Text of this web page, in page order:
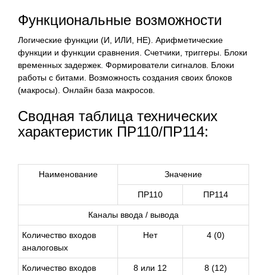
Функциональные возможности
Логические функции (И, ИЛИ, НЕ). Арифметические
функции и функции сравнения. Счетчики, триггеры. Блоки
временных задержек. Формирователи сигналов. Блоки
работы с битами. Возможность создания своих блоков
(макросы). Онлайн база макросов.
Сводная таблица технических
характеристик ПР110/ПР114:
Наименование Значение
ПР110 ПР114
Каналы ввода / вывода
Количество входов
аналоговых
Нет 4 (0)
Количество входов
8 или 12 8 (12)